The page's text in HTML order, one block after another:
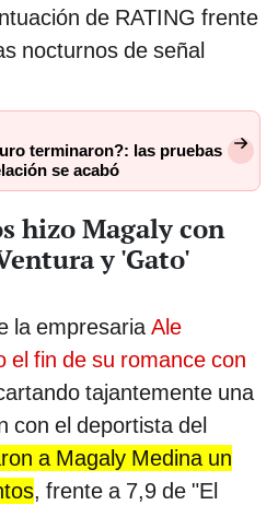
de RATING frente
nocturnos de señal
terminaron?: las pruebas
se acabó
hizo Magaly con
y 'Gato'
la empresariaAle
el fin de su romance con
tajantemente una
con el deportista del
a Magaly Medina un
, frente a 7,9 de "El